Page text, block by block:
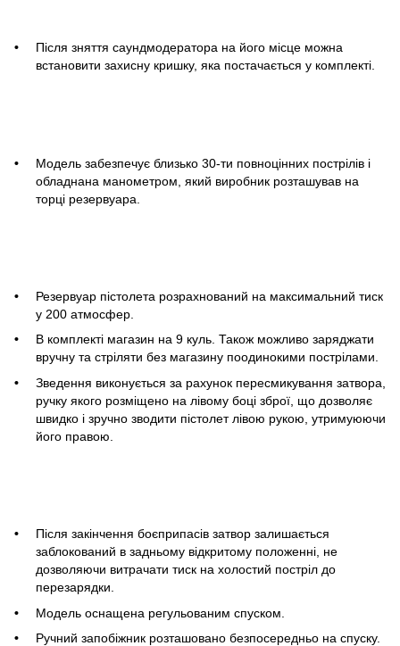
Після зняття саундмодератора на його місце можна
встановити захисну кришку, яка постачається у комплекті.
Модель забезпечує близько 30-ти повноцінних пострілів і
обладнана манометром, який виробник розташував на
торці резервуара.
Резервуар пістолета розрахнований на максимальний тиск
у 200 атмосфер.
В комплекті магазин на 9 куль. Також можливо заряджати
вручну та стріляти без магазину поодинокими пострілами.
Зведення виконується за рахунок пересмикування затвора,
ручку якого розміщено на лівому боці зброї, що дозволяє
швидко і зручно зводити пістолет лівою рукою, утримуюючи
його правою.
Після закінчення боєприпасів затвор залишається
заблокований в задньому відкритому положенні, не
дозволяючи витрачати тиск на холостий постріл до
перезарядки.
Модель оснащена регульованим спуском.
Ручний запобіжник розташовано безпосередньо на спуску.